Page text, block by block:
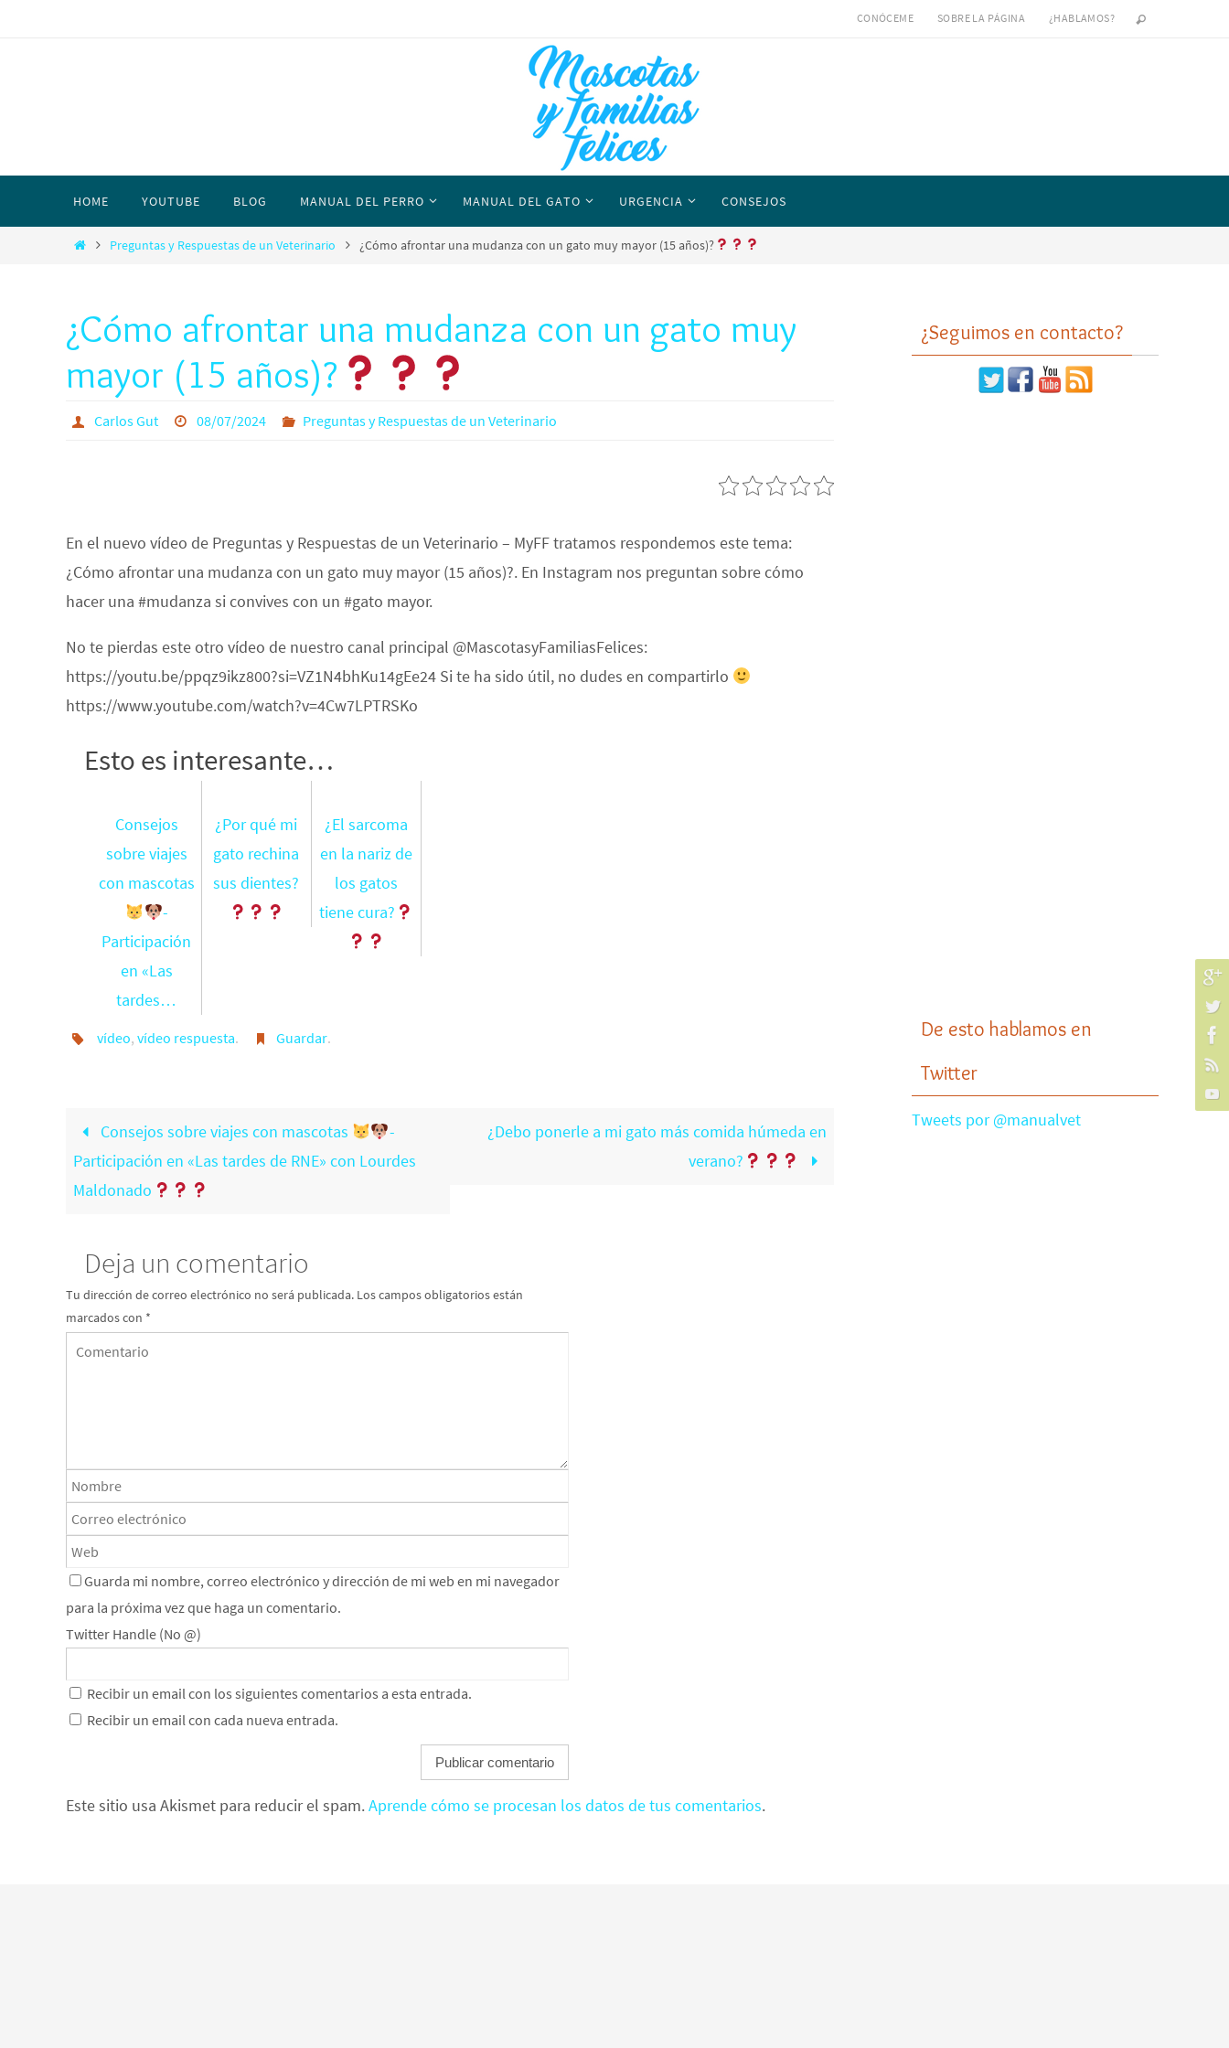
CONÓCEME SOBRE LA PÁGINA ¿HABLAMOS?
HOME YOUTUBE BLOG MANUAL DEL PERRO MANUAL DEL GATO URGENCIA CONSEJOS
Preguntas y Respuestas de un Veterinario ¿Cómo afrontar una mudanza con un gato muy mayor (15 años)?
¿Cómo afrontar una mudanza con un gato muy
mayor (15 años)?
Carlos Gut 08/07/2024 Preguntas y Respuestas de un Veterinario
En el nuevo vídeo de Preguntas y Respuestas de un Veterinario – MyFF tratamos respondemos este tema:
¿Cómo afrontar una mudanza con un gato muy mayor (15 años)?. En Instagram nos preguntan sobre cómo
hacer una #mudanza si convives con un #gato mayor.
No te pierdas este otro vídeo de nuestro canal principal @MascotasyFamiliasFelices:
https://youtu.be/ppqz9ikz800?si=VZ1N4bhKu14gEe24 Si te ha sido útil, no dudes en compartirlo
https://www.youtube.com/watch?v=4Cw7LPTRSKo
Esto es interesante…
Consejos
sobre viajes
con mascotas
-
Participación
en «Las
tardes…
¿Por qué mi
gato rechina
sus dientes?
¿El sarcoma
en la nariz de
los gatos
tiene cura?
vídeo, vídeo respuesta. Guardar.
Consejos sobre viajes con mascotas
-
Participación en «Las tardes de RNE» con Lourdes
Maldonado
¿Debo ponerle a mi gato más comida húmeda en
verano?
Deja un comentario
Tu dirección de correo electrónico no será publicada. Los campos obligatorios están
marcados con *
Guarda mi nombre, correo electrónico y dirección de mi web en mi navegador
para la próxima vez que haga un comentario.
Twitter Handle (No @)
Recibir un email con los siguientes comentarios a esta entrada.
Recibir un email con cada nueva entrada.
Este sitio usa Akismet para reducir el spam.Aprende cómo se procesan los datos de tus comentarios.
¿Seguimos en contacto?
De esto hablamos en
Twitter
Tweets por @manualvet